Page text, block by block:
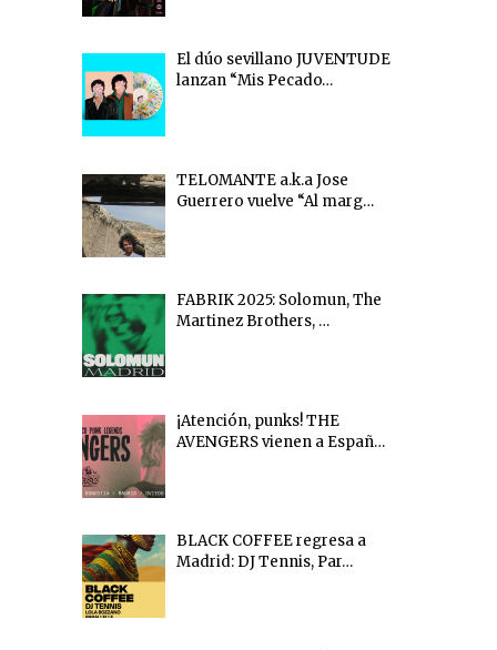
El dúo sevillano JUVENTUDE
lanzan “Mis Pecado…
TELOMANTE a.k.a Jose
Guerrero vuelve “Al marg…
FABRIK 2025: Solomun, The
Martinez Brothers, …
¡Atención, punks! THE
AVENGERS vienen a Españ…
BLACK COFFEE regresa a
Madrid: DJ Tennis, Par…